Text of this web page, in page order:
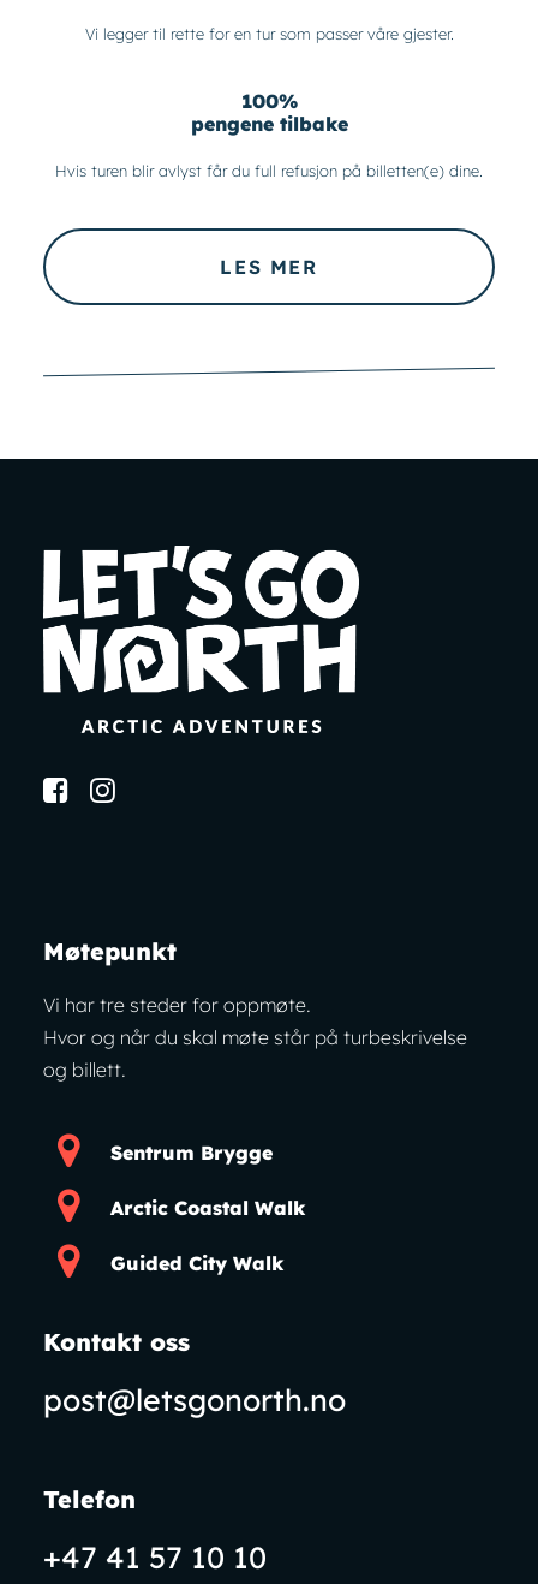
Vi legger til rette for en tur som passer våre gjester.
100%
pengene tilbake
Hvis turen blir avlyst får du full refusjon på billetten(e) dine.
LES MER
Møtepunkt
Vi har tre steder for oppmøte.
Hvor og når du skal møte står på turbeskrivelse
og billett.
Sentrum Brygge
Arctic Coastal Walk
Guided City Walk
Kontakt oss
post@letsgonorth.no
Telefon
+47 41 57 10 10